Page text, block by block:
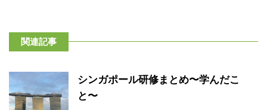
関連記事
シンガポール研修まとめ〜学んだこ
と〜